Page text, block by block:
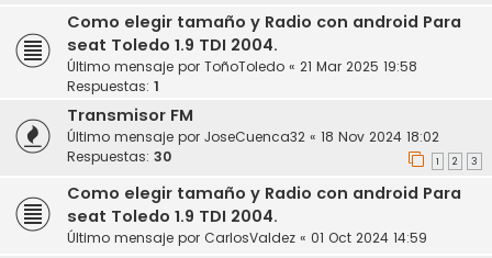
Como elegir tamaño y Radio con android Para
seat Toledo 1.9 TDI 2004.
Último mensaje por ToñoToledo « 21 Mar 2025 19:58
Respuestas: 1
Transmisor FM
Último mensaje por JoseCuenca32 « 18 Nov 2024 18:02
Respuestas: 30 1 2 3
Como elegir tamaño y Radio con android Para
seat Toledo 1.9 TDI 2004.
Último mensaje por CarlosValdez « 01 Oct 2024 14:59